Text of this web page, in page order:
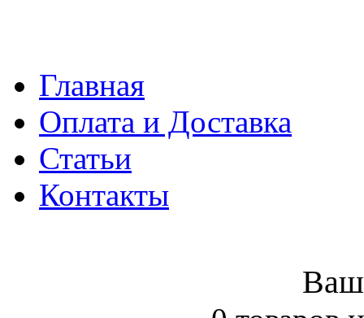
Главная
Оплата и Доставка
Статьи
Контакты